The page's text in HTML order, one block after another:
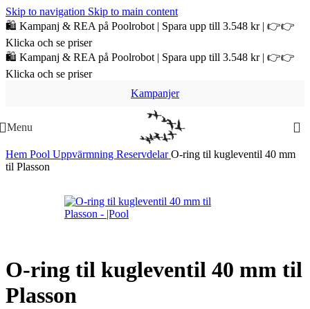
Skip to navigation Skip to main content
🛍️ Kampanj & REA på Poolrobot | Spara upp till 3.548 kr | 👉👉
Klicka och se priser
🛍️ Kampanj & REA på Poolrobot | Spara upp till 3.548 kr | 👉👉
Klicka och se priser
Kampanjer
Menu
Hem Pool Uppvärmning ReservdelarO-ring til kugleventil 40 mm
til Plasson
O-ring til kugleventil 40 mm til
Plasson